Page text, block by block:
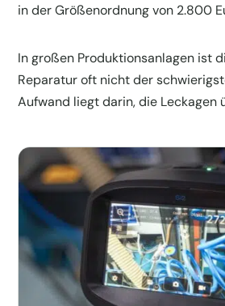
in der Größenordnung von 2.800
In großen Produktionsanlagen ist
Reparatur oft nicht der
Aufwand liegt darin, die Leckagen